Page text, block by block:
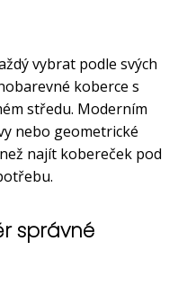
vybrat podle svých
koberce s
středu. Moderním
nebo geometrické
najít kobereček pod
správné